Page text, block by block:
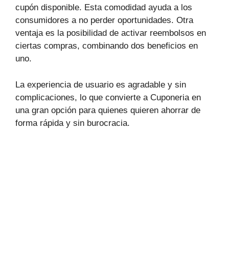
cupón disponible. Esta comodidad ayuda a los
consumidores a no perder oportunidades. Otra
ventaja es la posibilidad de activar reembolsos en
ciertas compras, combinando dos beneficios en
uno.
La experiencia de usuario es agradable y sin
complicaciones, lo que convierte a Cuponeria en
una gran opción para quienes quieren ahorrar de
forma rápida y sin burocracia.